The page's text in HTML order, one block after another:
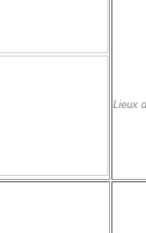
Lieux